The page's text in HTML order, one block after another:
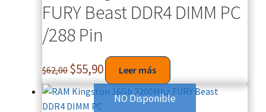
FURY Beast DDR4 DIMM PC
/288 Pin
$62,00 $55,90 Leer más
NO Disponible